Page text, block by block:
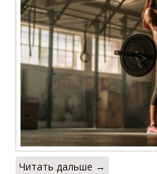
Читать дальше →